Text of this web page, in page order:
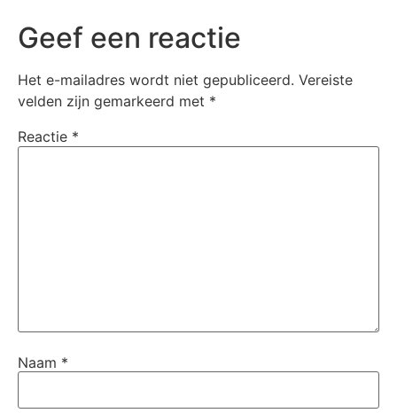
Geef een reactie
Het e-mailadres wordt niet gepubliceerd. Vereiste
velden zijn gemarkeerd met *
Reactie *
Naam *